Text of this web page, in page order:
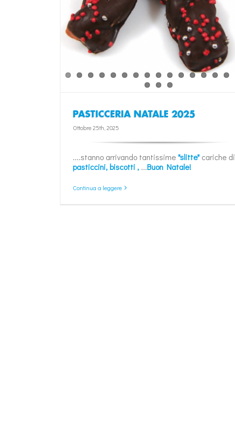
PASTICCERIA NATALE 2025
Ottobre 25th, 2025
....stanno arrivando tantissime"slitte" cariche di
pasticcini, biscotti , ...Buon Natale!
Continua a leggere